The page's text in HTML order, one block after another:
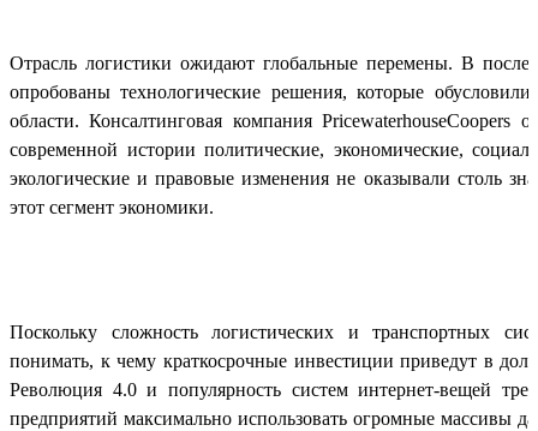
Отрасль логистики ожидают глобальные перемены. В
опробованы технологические решения, которые
области. Консалтинговая компания PricewaterhouseCoopers
современной истории политические, экономические,
экологические и правовые изменения не оказывали столь
этот сегмент экономики.
Поскольку сложность логистических и транспортных
понимать, к чему краткосрочные инвестиции приведут в
Революция 4.0 и популярность систем интернет-вещей
предприятий максимально использовать огромные массивы